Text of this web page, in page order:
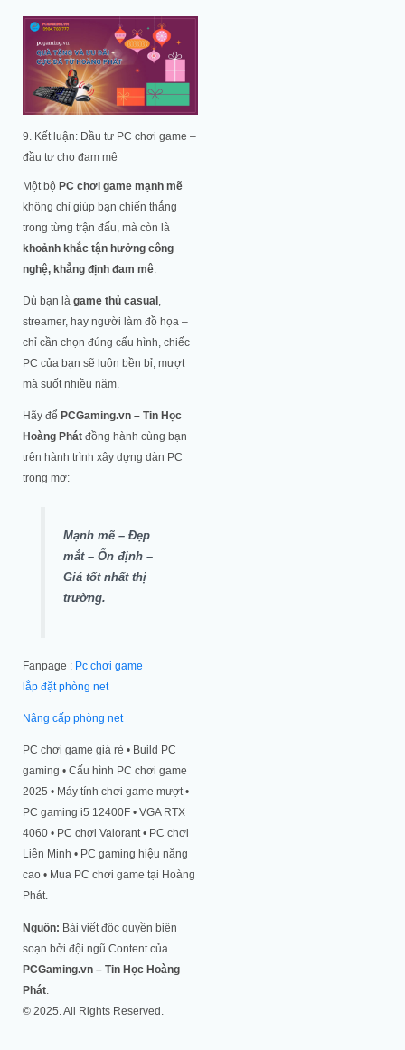
9. Kết luận: Đầu tư PC chơi game –
đầu tư cho đam mê
Một bộ PC chơi game mạnh mẽ
không chỉ giúp bạn chiến thắng
trong từng trận đấu, mà còn là
khoảnh khắc tận hưởng công
nghệ, khẳng định đam mê
Dù bạn là game thủ casual
streamer, hay người làm đồ họa –
chỉ cần chọn đúng cấu hình, chiếc
PC của bạn sẽ luôn bền bỉ, mượt
mà suốt nhiều năm.
Hãy để PCGaming.vn – Tin Học
Hoàng Phát đồng hành cùng bạn
trên hành trình xây dựng dàn PC
trong mơ:
Mạnh mẽ – Đẹp
mắt – Ổn định –
Giá tốt nhất thị
trường.
Fanpage : Pc chơi game
lắp đặt phòng net
Nâng cấp phòng net
PC chơi game giá rẻ • Build PC
gaming • Cấu hình PC chơi game
2025 • Máy tính chơi game mượt •
PC gaming i5 12400F • VGA RTX
4060 • PC chơi Valorant • PC chơi
Liên Minh • PC gaming hiệu năng
cao • Mua PC chơi game tại Hoàng
Phát.
Nguồn: Bài viết độc quyền biên
soạn bởi đội ngũ Content của
PCGaming.vn – Tin Học Hoàng
Phát
© 2025. All Rights Reserved.